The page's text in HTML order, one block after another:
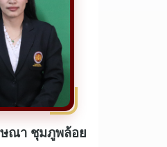
ษณา ชุมภูพล้อย